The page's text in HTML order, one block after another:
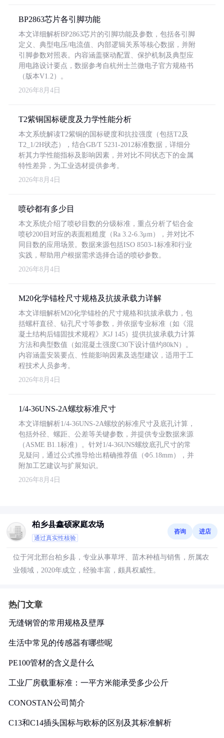
BP2863芯片各引脚功能
本文详细解析BP2863芯片的引脚功能及参数，包括各引脚
定义、典型电压/电流值、内部逻辑关系等核心数据，并附
引脚参数对照表。内容涵盖驱动配置、保护机制及典型应
用电路设计要点，数据参考自杭州士兰微电子官方规格书
（版本V1.2）。
2026年8月4日
T2紫铜国标硬度及力学性能分析
本文系统解读T2紫铜的国标硬度和抗拉强度（包括T2及
T2_1/2H状态），结合GB/T 5231-2012标准数据，详细分
析其力学性能指标及影响因素，并对比不同状态下的金属
特性差异，为工业选材提供参考。
2026年8月4日
喷砂都有多少目
本文系统介绍了喷砂目数的分级标准，重点分析了铝合金
喷砂200目对应的表面粗糙度（Ra 3.2-6.3μm），并对比不
同目数的应用场景。数据来源包括ISO 8503-1标准和行业
实践，帮助用户根据需求选择合适的喷砂参数。
2026年8月4日
M20化学锚栓尺寸规格及抗拔承载力详解
本文详细解析M20化学锚栓的尺寸规格和抗拔承载力，包
括螺杆直径、钻孔尺寸等参数，并依据专业标准（如《混
凝土结构后锚固技术规程》JGJ 145）提供抗拔承载力计算
方法和典型数值（如混凝土强度C30下设计值约80kN）。
内容涵盖安装要点、性能影响因素及选型建议，适用于工
程技术人员参考。
2026年8月4日
1/4-36UNS-2A螺纹标准尺寸
本文详细解析1/4-36UNS-2A螺纹的标准尺寸及底孔计算，
包括外径、螺距、公差等关键参数，并提供专业数据来源
（ASME B1.1标准）。针对1/4-36UNS螺纹底孔尺寸的常
见疑问，通过公式推导给出精确推荐值（Φ5.18mm），并
附加工艺建议与扩展知识。
2026年8月4日
柏乡县鑫硕家庭农场
通过真实性核验
咨询 进店
位于河北邢台柏乡县，专业从事草坪、苗木种植与销售，所属农
业领域，2020年成立，经验丰富，颇具权威性。
热门文章
无缝钢管的常用规格及壁厚
生活中常见的传感器有哪些呢
PE100管材的含义是什么
工业厂房载重标准：一平方米能承受多少公斤
CONOSTAN公司简介
C13和C14插头国标与欧标的区别及其标准解析